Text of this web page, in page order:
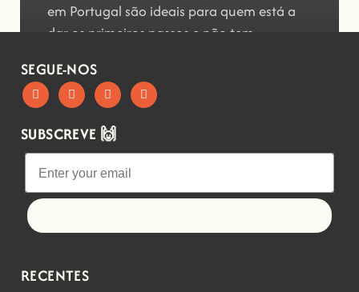
em Portugal são ideais para quem está a
dar os primeiros passos e não tem
SEGUE-NOS
SUBSCREVE 🙌
RECENTES